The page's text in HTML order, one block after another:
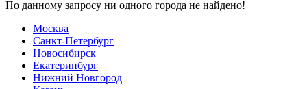
По данному запросу ни одного города не найдено!
Москва
Санкт-Петербург
Новосибирск
Екатеринбург
Нижний Новгород